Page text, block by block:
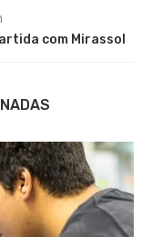
com Mirassol